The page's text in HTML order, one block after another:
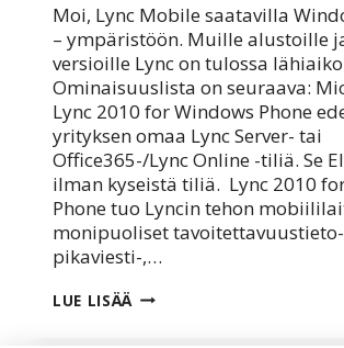
Moi, Lync Mobile saatavilla
– ympäristöön. Muille alustoille
versioille Lync on tulossa
Ominaisuuslista on seuraava:
Lync 2010 for Windows Phone
yrityksen omaa Lync Server- tai
Office365-/Lync Online -tiliä. Se
ilman kyseistä tiliä. Lync 2010
Phone tuo Lyncin tehon
monipuoliset
pikaviesti-,…
LUE LISÄÄ LYNC